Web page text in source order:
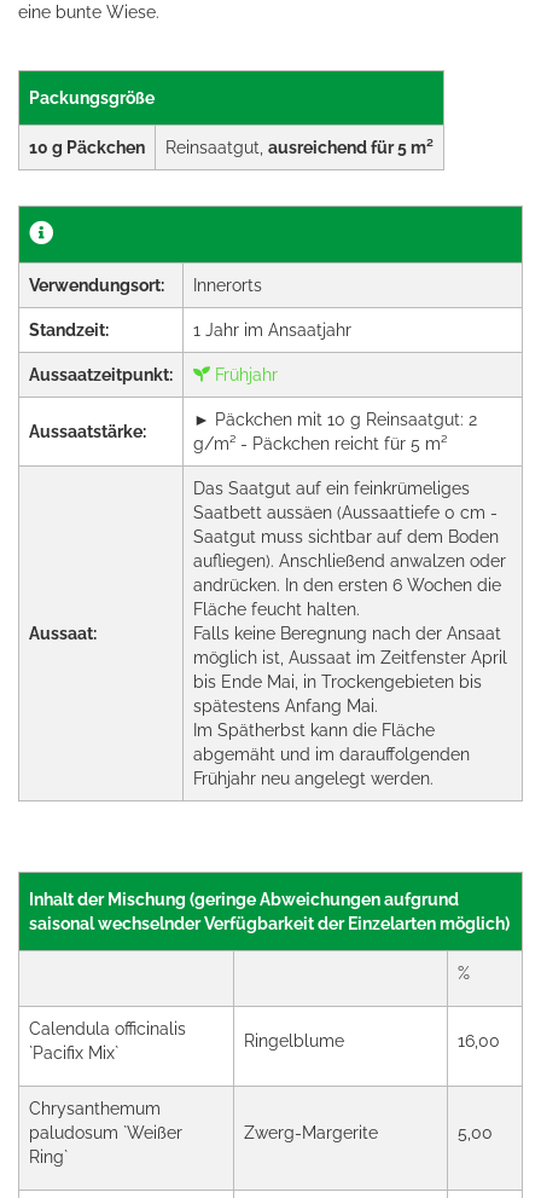
eine bunte Wiese.
Packungsgröße
10 g Päckchen Reinsaatgut, ausreichend für 5 m²
Verwendungsort: Innerorts
Standzeit: 1 Jahr im Ansaatjahr
Aussaatzeitpunkt: Frühjahr
Aussaatstärke:
► Päckchen mit 10 g Reinsaatgut: 2
g/m² - Päckchen reicht für 5 m²
Aussaat:
Das Saatgut auf ein feinkrümeliges
Saatbett aussäen (Aussaattiefe 0 cm -
Saatgut muss sichtbar auf dem Boden
aufliegen). Anschließend anwalzen oder
andrücken. In den ersten 6 Wochen die
Fläche feucht halten.
Falls keine Beregnung nach der Ansaat
möglich ist, Aussaat im Zeitfenster April
bis Ende Mai, in Trockengebieten bis
spätestens Anfang Mai.
Im Spätherbst kann die Fläche
abgemäht und im darauffolgenden
Frühjahr neu angelegt werden.
Inhalt der Mischung (geringe Abweichungen aufgrund
saisonal wechselnder Verfügbarkeit der Einzelarten möglich)
%
Calendula officinalis
`Pacifix Mix`
Ringelblume 16,00
Chrysanthemum
paludosum `Weißer
Ring`
Zwerg-Margerite 5,00